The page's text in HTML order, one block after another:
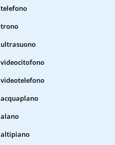
telefono
trono
ultrasuono
videocitofono
videotelefono
acquaplano
alano
altipiano